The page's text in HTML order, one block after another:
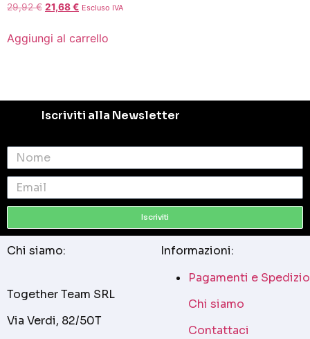
29,92€ 21,68€ Escluso IVA
Aggiungi al carrello
Iscriviti alla Newsletter
Iscriviti
Chi siamo:
Together Team SRL
Via Verdi, 82/50T
Informazioni:
Pagamenti e
Chi siamo
Contattaci